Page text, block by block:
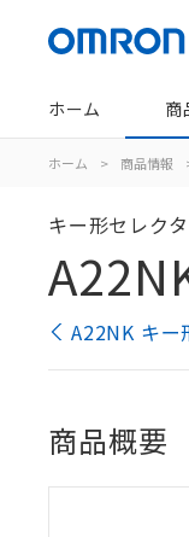
ホーム 商
ホーム > 商品情報
キー形セレク
A22NK キー
商品概要